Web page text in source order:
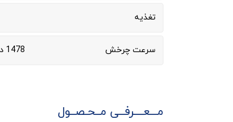
تغذیه
سرعت چرخش 1478 در بر دقیقه (50 هرتز)
مـــعــــرفــی مــحـصــول